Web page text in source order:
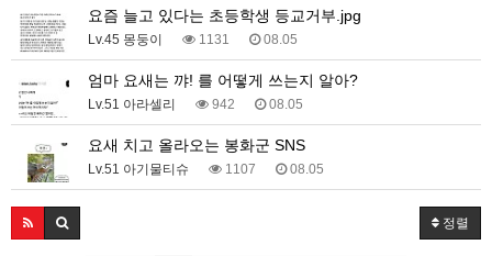
요즘 늘고 있다는 초등학생 등교거부.jpg
Lv.45 몽둥이 1131 08.05
엄마 요새는 꺄! 를 어떻게 쓰는지 알아?
Lv.51 아라셀리 942 08.05
요새 치고 올라오는 봉화군 SNS
Lv.51 아기물티슈 1107 08.05
정렬